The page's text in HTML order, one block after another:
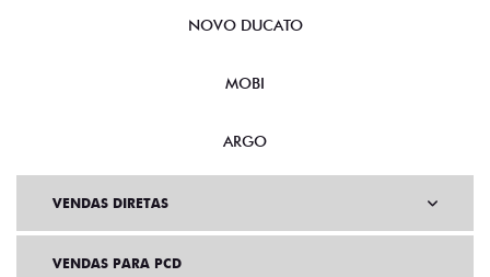
NOVO DUCATO
MOBI
ARGO
VENDAS DIRETAS
VENDAS PARA PCD